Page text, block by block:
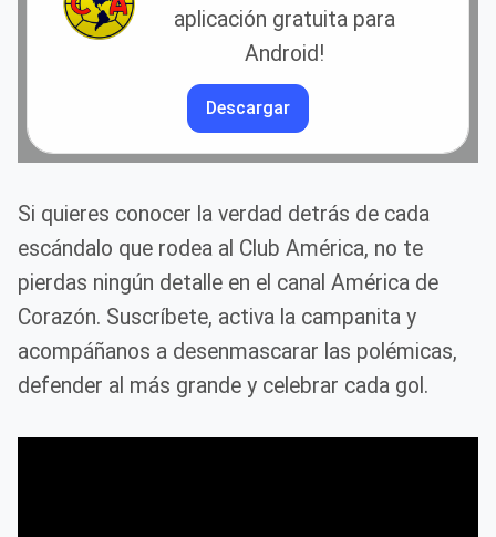
aplicación gratuita para
Android!
Descargar
Si quieres conocer la verdad detrás de cada
escándalo que rodea al Club América, no te
pierdas ningún detalle en el canal América de
Corazón. Suscríbete, activa la campanita y
acompáñanos a desenmascarar las polémicas,
defender al más grande y celebrar cada gol.